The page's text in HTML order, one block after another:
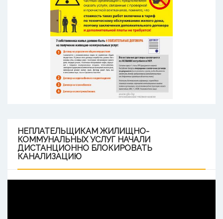
НЕПЛАТЕЛЬЩИКАМ ЖИЛИЩНО-
КОММУНАЛЬНЫХ УСЛУГ НАЧАЛИ
ДИСТАНЦИОННО БЛОКИРОВАТЬ
КАНАЛИЗАЦИЮ